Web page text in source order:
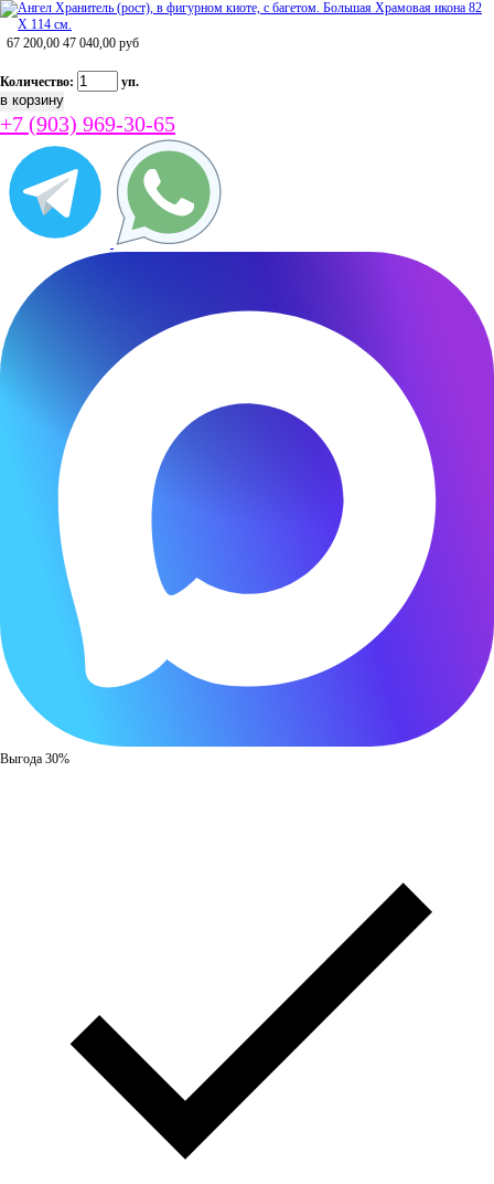
67 200,00 47 040,00 руб
Количество: уп.
+7 (903) 969-30-65
Выгода 30%